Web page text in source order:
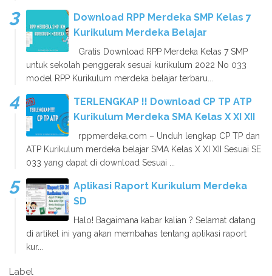
Download RPP Merdeka SMP Kelas 7
Kurikulum Merdeka Belajar
Gratis Download RPP Merdeka Kelas 7 SMP
untuk sekolah penggerak sesuai kurikulum 2022 No 033
model RPP Kurikulum merdeka belajar terbaru...
TERLENGKAP !! Download CP TP ATP
Kurikulum Merdeka SMA Kelas X XI XII
rppmerdeka.com – Unduh lengkap CP TP dan
ATP Kurikulum merdeka belajar SMA Kelas X XI XII Sesuai SE
033 yang dapat di download Sesuai ...
Aplikasi Raport Kurikulum Merdeka
SD
Halo! Bagaimana kabar kalian ? Selamat datang
di artikel ini yang akan membahas tentang aplikasi raport
kur...
Label